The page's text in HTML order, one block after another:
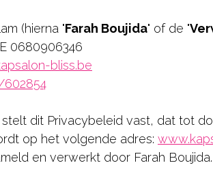
(hierna "Farah Boujida" of de "
0680906346
bliss.be
602854
stelt dit Privacybeleid vast, dat tot
op het volgende adres:
en verwerkt door Farah Boujida.